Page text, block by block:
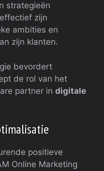
strategieën
zijn
ambities en
zijn klanten.
bevordert
de rol van het
partner in digitale
positieve
Online Marketing